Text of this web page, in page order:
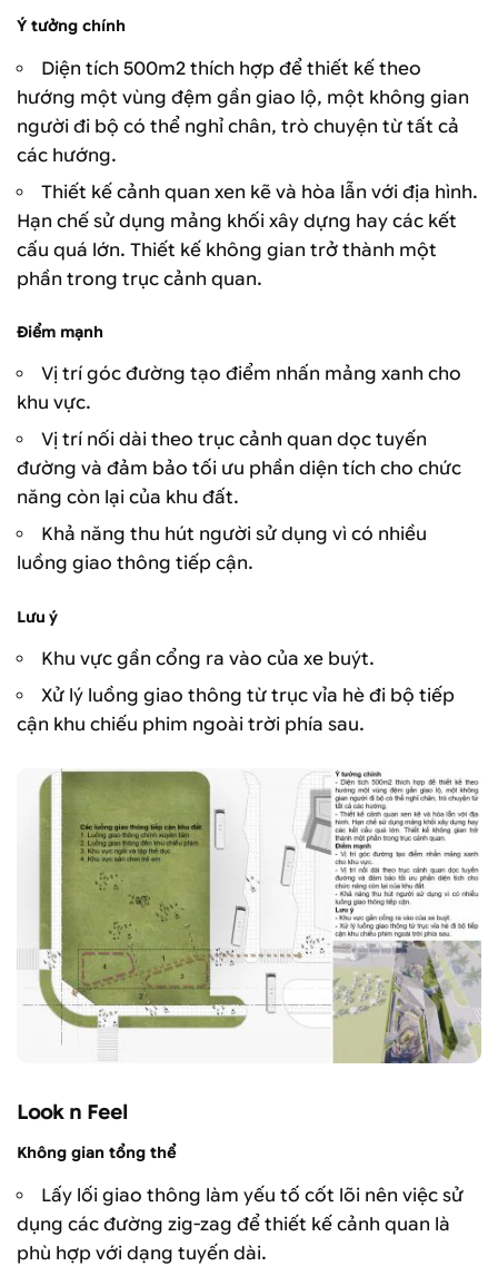
Ý tưởng chính
Diện tích 500m2 thích hợp để thiết kế theo
hướng một vùng đệm gần giao lộ, một không gian
người đi bộ có thể nghỉ chân, trò chuyện từ tất cả
các hướng.
Thiết kế cảnh quan xen kẽ và hòa lẫn với địa hình.
Hạn chế sử dụng mảng khối xây dựng hay các kết
cấu quá lớn. Thiết kế không gian trở thành một
phần trong trục cảnh quan.
Điểm mạnh
Vị trí góc đường tạo điểm nhấn mảng xanh cho
khu vực.
Vị trí nối dài theo trục cảnh quan dọc tuyến
đường và đảm bảo tối ưu phần diện tích cho chức
năng còn lại của khu đất.
Khả năng thu hút người sử dụng vì có nhiều
luồng giao thông tiếp cận.
Lưu ý
Khu vực gần cổng ra vào của xe buýt.
Xử lý luồng giao thông từ trục vỉa hè đi bộ tiếp
cận khu chiếu phim ngoài trời phía sau.
Look n Feel
Không gian tổng thể
Lấy lối giao thông làm yếu tố cốt lõi nên việc sử
dụng các đường zig-zag để thiết kế cảnh quan là
phù hợp với dạng tuyến dài.